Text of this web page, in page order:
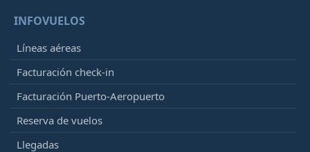
INFOVUELOS
Líneas aéreas
Facturación check-in
Facturación Puerto-Aeropuerto
Reserva de vuelos
Llegadas